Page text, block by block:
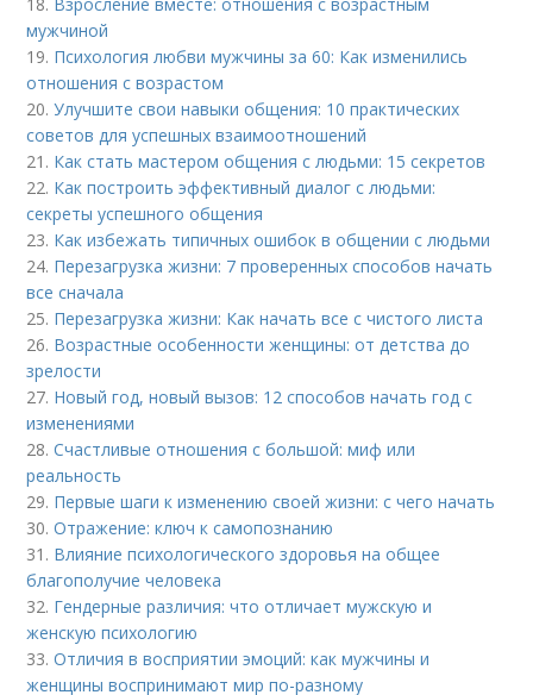
мужчиной
19. Психология любви мужчины за 60: Как изменились
отношения с возрастом
20.Улучшите свои навыки общения: 10 практических
советов для успешных взаимоотношений
21. Как стать мастером общения с людьми: 15 секретов
22. Как построить эффективный диалог с людьми:
секреты успешного общения
23. Как избежать типичных ошибок в общении с людьми
24. Перезагрузка жизни: 7 проверенных способов начать
все сначала
25. Перезагрузка жизни: Как начать все с чистого листа
26. Возрастные особенности женщины: от детства до
зрелости
27. Новый год, новый вызов: 12 способов начать год с
изменениями
28.Счастливые отношения с большой: миф или
реальность
29. Первые шаги к изменению своей жизни: с чего начать
30.Отражение: ключ к самопознанию
31. Влияние психологического здоровья на общее
благополучие человека
32. Гендерные различия: что отличает мужскую и
женскую психологию
33.Отличия в восприятии эмоций: как мужчины и
женщины воспринимают мир по-разному